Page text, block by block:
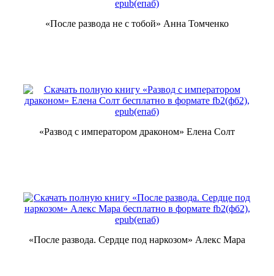
«После развода не с тобой» Анна Томченко
«Развод с императором драконом» Елена Солт
«После развода. Сердце под наркозом» Алекс Мара